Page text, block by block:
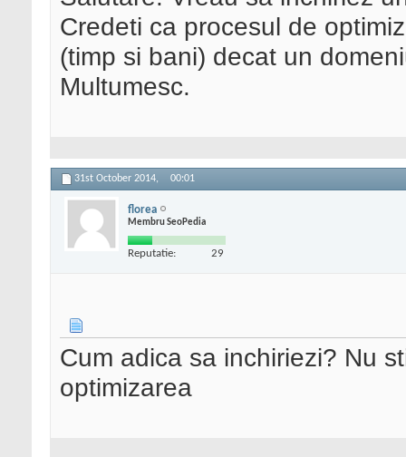
Credeti ca procesul de
(timp si bani) decat un
Multumesc.
31st October 2014, 00:01
florea
Membru SeoPedia
Reputatie: 29
Cum adica sa inchiriezi? Nu
optimizarea